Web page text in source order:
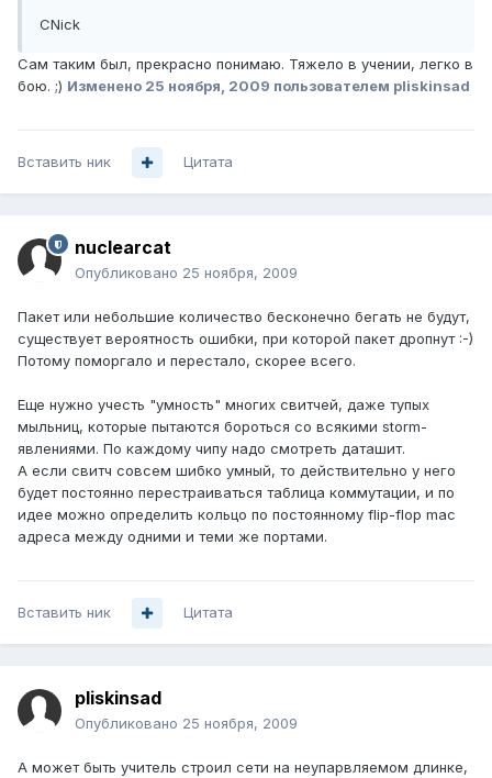
CNick
Сам таким был, прекрасно понимаю. Тяжело в учении, легко в
бою. ;) Изменено 25 ноября, 2009 пользователем pliskinsad
Вставить ник Цитата
nuclearcat
Опубликовано 25 ноября, 2009
Пакет или небольшие количество бесконечно бегать не будут,
существует вероятность ошибки, при которой пакет дропнут :-)
Потому поморгало и перестало, скорее всего.
Еще нужно учесть "умность" многих свитчей, даже тупых
мыльниц, которые пытаются бороться со всякими storm-
явлениями. По каждому чипу надо смотреть даташит.
А если свитч совсем шибко умный, то действительно у него
будет постоянно перестраиваться таблица коммутации, и по
идее можно определить кольцо по постоянному flip-flop mac
адреса между одними и теми же портами.
Вставить ник Цитата
pliskinsad
Опубликовано 25 ноября, 2009
А может быть учитель строил сети на неупарвляемом длинке,